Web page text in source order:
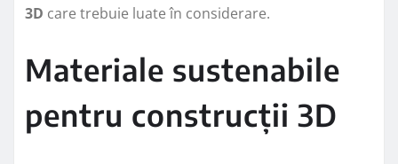
3D care trebuie luate în considerare.
Materiale sustenabile
pentru construcții 3D